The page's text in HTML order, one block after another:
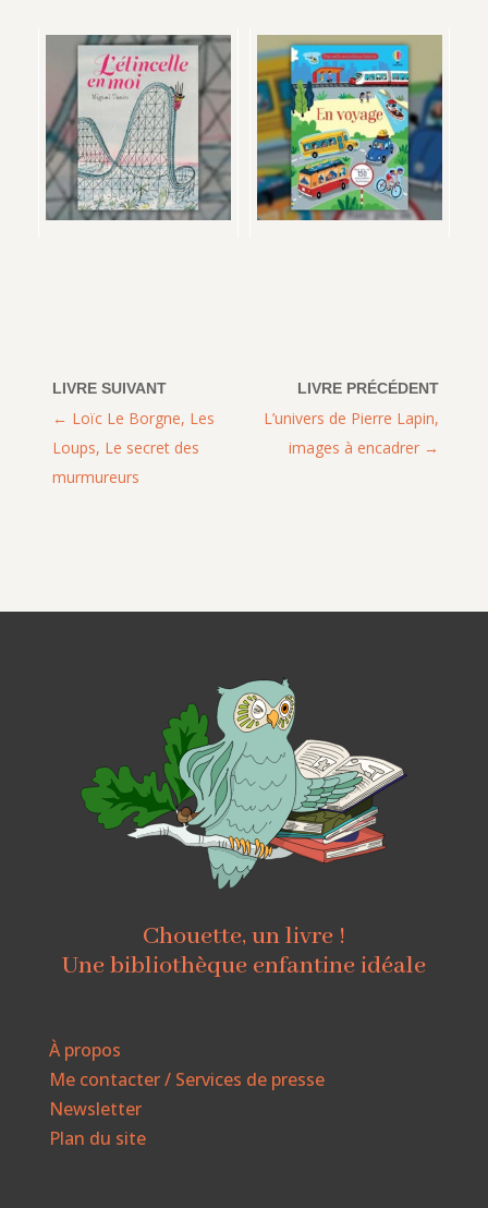
L’univers de Pierre Lapin,
images à encadrer
Loïc Le Borgne, Les
Loups, Le secret des
murmureurs
Chouette, un livre !
Une bibliothèque enfantine idéale
À propos
Me contacter / Services de presse
Newsletter
Plan du site